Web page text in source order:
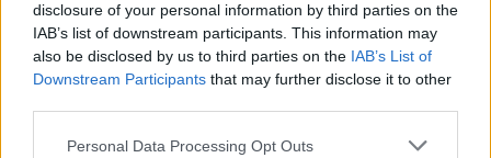
disclosure of your personal information by third parties on the
IAB’s list of downstream participants. This information may
also be disclosed by us to third parties on the IAB’s List of
Downstream Participants that may further disclose it to other
Please note that this website/app uses one or more Google
Personal Data Processing Opt Outs
strategica e colpi di scena visivi amplificano
l’esperienza sensoriale. I film più memorabili
attingono a timori profondi e reali, come la paura
della morte, della solitudine e dell’abbandono, oltre
a quelli più fantastici, come mostri e spiriti maligni.